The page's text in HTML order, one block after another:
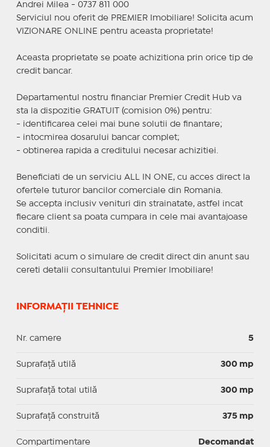
Andrei Milea - 0737 811 000
Serviciul nou oferit de PREMIER Imobiliare! Solicita acum
VIZIONARE ONLINE pentru aceasta proprietate!
Aceasta proprietate se poate achizitiona prin orice tip de
credit bancar.
Departamentul nostru financiar Premier Credit Hub va
sta la dispozitie GRATUIT (comision 0%) pentru:
- identificarea celei mai bune solutii de finantare;
- intocmirea dosarului bancar complet;
- obtinerea rapida a creditului necesar achizitiei.
Beneficiati de un serviciu ALL IN ONE, cu acces direct la
ofertele tuturor bancilor comerciale din Romania.
Se accepta inclusiv venituri din strainatate, astfel incat
fiecare client sa poata cumpara in cele mai avantajoase
conditii.
Solicitati acum o simulare de credit direct din anunt sau
cereti detalii consultantului Premier Imobiliare!
INFORMAȚII TEHNICE
Nr. camere 5
Suprafaţă utilă 300 mp
Suprafaţă total utilă 300 mp
Suprafaţă construită 375 mp
Compartimentare Decomandat